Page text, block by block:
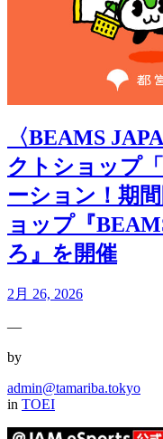
〈BEAMS
クトショップ
ーション！期
ョップ『
ろ』を開催
2月 26, 2026
—
by
admin@tamariba.tokyo
in TOEI